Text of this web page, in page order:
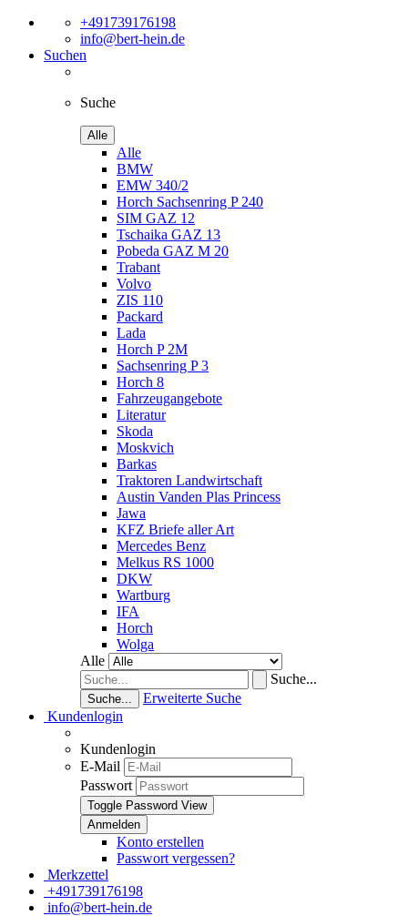
+491739176198
info@bert-hein.de
Suchen
Suche
Alle
Alle
BMW
EMW 340/2
Horch Sachsenring P 240
SIM GAZ 12
Tschaika GAZ 13
Pobeda GAZ M 20
Trabant
Volvo
ZIS 110
Packard
Lada
Horch P 2M
Sachsenring P 3
Horch 8
Fahrzeugangebote
Literatur
Skoda
Moskvich
Barkas
Traktoren Landwirtschaft
Austin Vanden Plas Princess
Jawa
KFZ Briefe aller Art
Mercedes Benz
Melkus RS 1000
DKW
Wartburg
IFA
Horch
Wolga
Alle
Suche...
Suche...
Erweiterte Suche
Kundenlogin
Kundenlogin
E-Mail
Passwort
Toggle Password View
Konto erstellen
Passwort vergessen?
Merkzettel
+491739176198
info@bert-hein.de